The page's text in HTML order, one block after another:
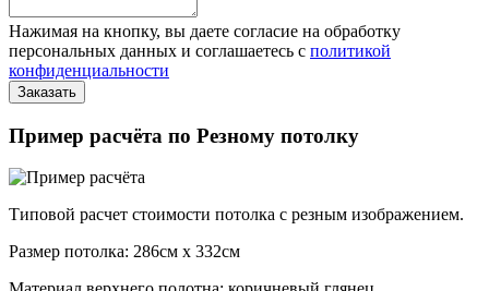
Нажимая на кнопку, вы даете согласие на обработку
персональных данных и соглашаетесь с политикой
конфиденциальности
Пример расчёта по Резному потолку
Типовой расчет стоимости потолка с резным изображением.
Размер потолка: 286см x 332см